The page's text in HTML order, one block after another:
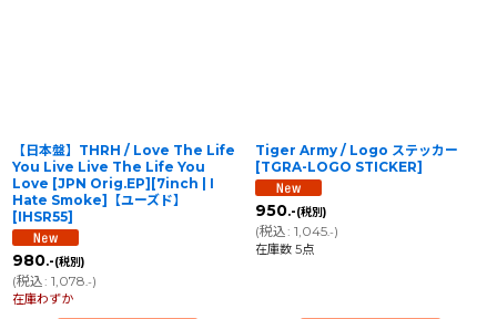
【日本盤】THRH / Love The Life
You Live Live The Life You
Love [JPN Orig.EP][7inch | I
Hate Smoke]【ユーズド】
[IHSR55]
980.-(税別)
(税込: 1,078.-)
在庫わずか
Tiger Army / Logo ステッカー
[TGRA-LOGO STICKER]
950.-(税別)
(税込: 1,045.-)
在庫数 5点